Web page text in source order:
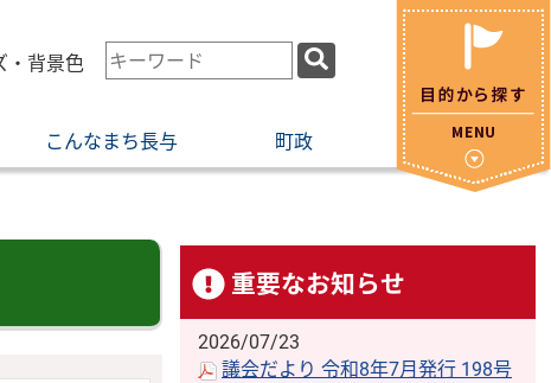
・背景色
検
索
ー
ワ
こんなまち長与 町政
重要なお知らせ
2026/07/23
議会だより 令和8年7月発行 198号